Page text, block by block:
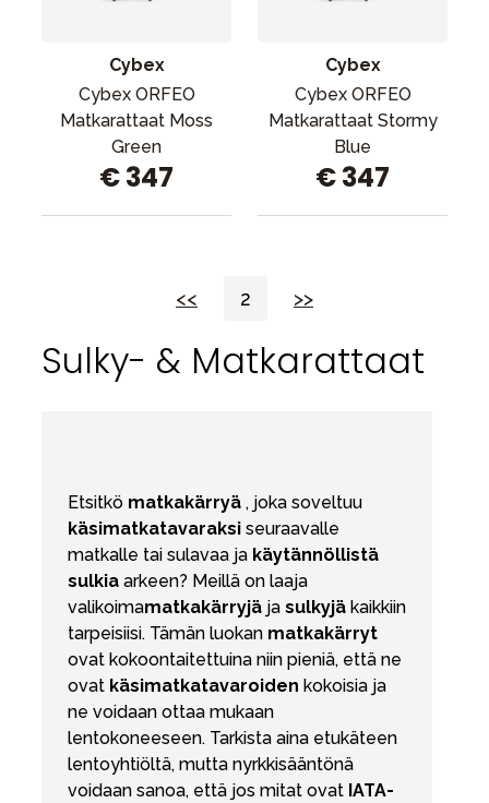
Cybex
Cybex ORFEO
Matkarattaat Moss
Green
€ 347
Cybex
Cybex ORFEO
Matkarattaat Stormy
Blue
€ 347
<< 2 >>
Sulky- & Matkarattaat
Etsitkö matkakärryä , joka soveltuu
käsimatkatavaraksi seuraavalle
matkalle tai sulavaa ja käytännöllistä
sulkia arkeen? Meillä on laaja
valikoimamatkakärryjä ja sulkyjä kaikkiin
tarpeisiisi. Tämän luokan matkakärryt
ovat kokoontaitettuina niin pieniä, että ne
ovat käsimatkatavaroiden kokoisia ja
ne voidaan ottaa mukaan
lentokoneeseen. Tarkista aina etukäteen
lentoyhtiöltä, mutta nyrkkisääntönä
voidaan sanoa, että jos mitat ovat IATA-